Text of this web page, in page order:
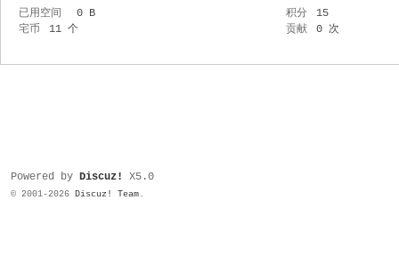
已用空间
0 B 积分
15
宅币
11 个 贡献 0 次
Powered by Discuz! X5.0
© 2001-2026 Discuz! Team.